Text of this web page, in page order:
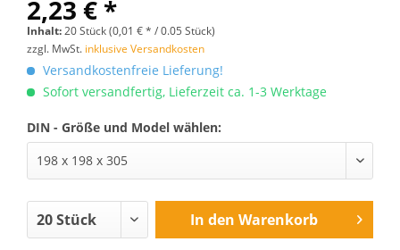
2,23 € *
Inhalt:20 Stück (0,01 € * / 0.05 Stück)
zzgl. MwSt. inklusive Versandkosten
Versandkostenfreie Lieferung!
Sofort versandfertig, Lieferzeit ca. 1-3 Werktage
DIN - Größe und Model wählen:
In den Warenkorb